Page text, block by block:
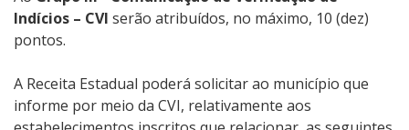
Indícios – CVI serão atribuídos, no máximo, 10 (dez)
pontos.
A Receita Estadual poderá solicitar ao município que
informe por meio da CVI, relativamente aos